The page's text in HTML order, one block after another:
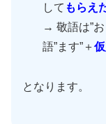
して もらえ
→ 敬語は”
語”ます”＋
となります。